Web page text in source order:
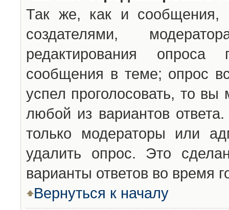
Так же, как и сообщения,
создателями,
редактирования опроса
сообщения в теме; опрос
успел проголосовать, то вы
любой из вариантов
только модераторы или
удалить опрос. Это
варианты ответов во время
Вернуться к началу